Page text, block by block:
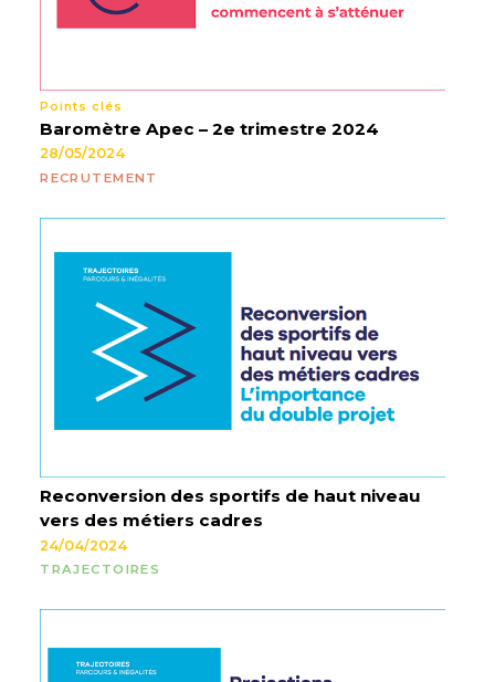
Points clés
Baromètre Apec – 2e trimestre 2024
28/05/2024
RECRUTEMENT
Reconversion des sportifs de haut niveau
vers des métiers cadres
24/04/2024
TRAJECTOIRES